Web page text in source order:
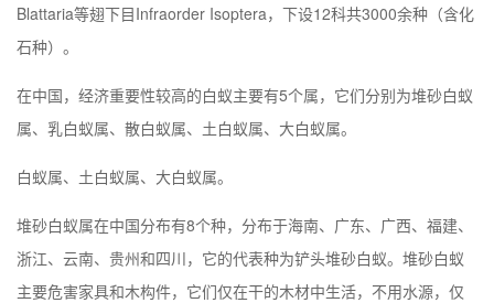
Blattaria等翅下目Infraorder Isoptera，下设12科共3000余种（含化
石种）。
在中国，经济重要性较高的白蚁主要有5个属，它们分别为堆砂白蚁
属、乳白蚁属、散白蚁属、土白蚁属、大白蚁属。
白蚁属、土白蚁属、大白蚁属。
堆砂白蚁属在中国分布有8个种，分布于海南、广东、广西、福建、
浙江、云南、贵州和四川，它的代表种为铲头堆砂白蚁。堆砂白蚁
主要危害家具和木构件，它们仅在干的木材中生活，不用水源，仅